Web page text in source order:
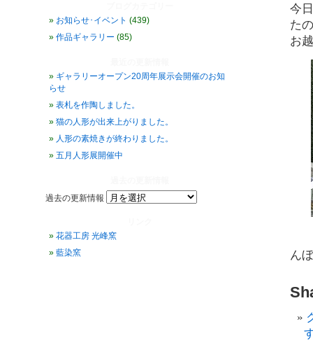
お知らせ･イベント (439)
作品ギャラリー (85)
ギャラリーオープン20周年展示会開催のお知
らせ
表札を作陶しました。
猫の人形が出来上がりました。
人形の素焼きが終わりました。
五月人形展開催中
過去の更新情報
花器工房 光峰窯
藍染窯
今
た
お
ん